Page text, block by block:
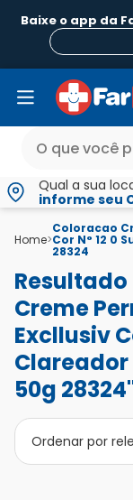
Baixe o app da
Qual a sua
informe seu
Home>
Coloracao
Cor N° 12 0
28324
Creme
Excllusiv
Clareador
50g